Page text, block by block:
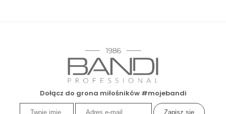
Dołącz do grona miłośników #mojebandi